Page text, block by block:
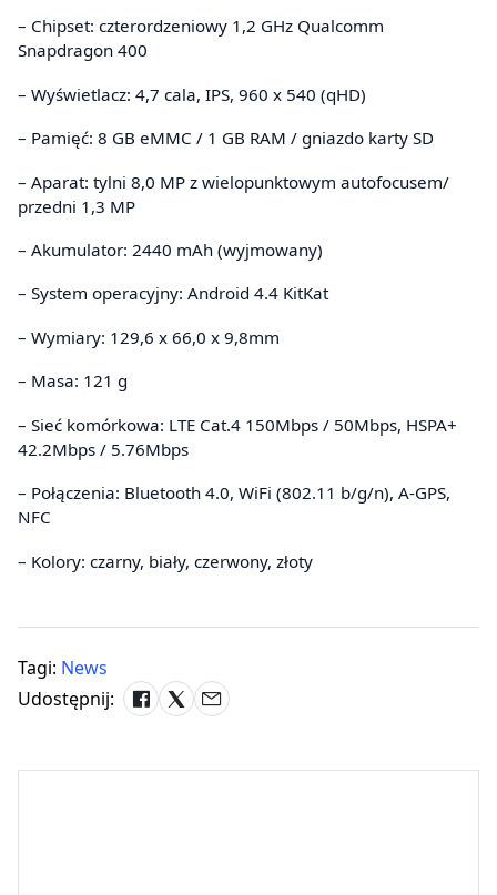
– Chipset: czterordzeniowy 1,2 GHz Qualcomm
Snapdragon 400
– Wyświetlacz: 4,7 cala, IPS, 960 x 540 (qHD)
– Pamięć: 8 GB eMMC / 1 GB RAM / gniazdo karty SD
– Aparat: tylni 8,0 MP z wielopunktowym autofocusem/
przedni 1,3 MP
– Akumulator: 2440 mAh (wyjmowany)
– System operacyjny: Android 4.4 KitKat
– Wymiary: 129,6 x 66,0 x 9,8mm
– Masa: 121 g
– Sieć komórkowa: LTE Cat.4 150Mbps / 50Mbps, HSPA+
42.2Mbps / 5.76Mbps
– Połączenia: Bluetooth 4.0, WiFi (802.11 b/g/n), A-GPS,
NFC
– Kolory: czarny, biały, czerwony, złoty
Tagi: News
Udostępnij: